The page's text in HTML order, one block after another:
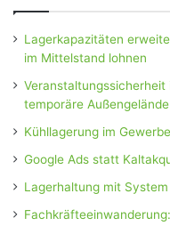
Lagerkapazitäten
im Mittelstand lohnen
temporäre Außengelände
Kühllagerung im
Google Ads statt
Lagerhaltung mit System